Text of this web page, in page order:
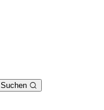
Suchen